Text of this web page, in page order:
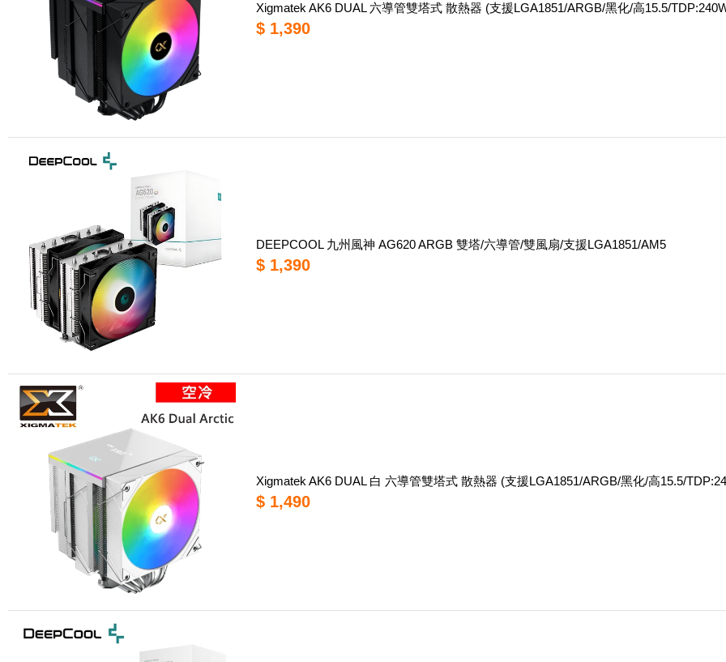
Xigmatek AK6 DUAL 六導管雙塔式 散熱器 (支援LGA1851/ARGB/黑化/高15.5/
$ 1,390
DEEPCOOL 九州風神 AG620 ARGB 雙塔/六導管/雙風扇/支援LGA1851/AM5
$ 1,390
Xigmatek AK6 DUAL 白 六導管雙塔式 散熱器 (支援LGA1851/ARGB/黑化/高15.5/
$ 1,490